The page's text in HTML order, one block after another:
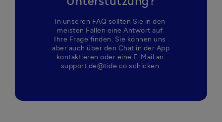
In unseren FAQ sollten Sie in den
meisten Fällen eine Antwort auf
Ihre Frage finden. Sie können uns
aber auch über den Chat in der App
kontaktieren oder eine E-Mail an
support.de@tide.co schicken.